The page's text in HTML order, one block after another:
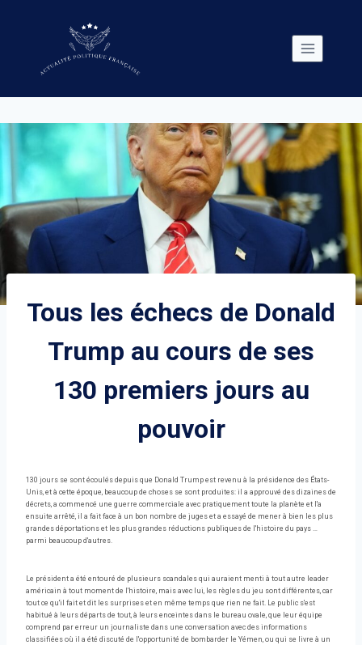
Tous les échecs de Donald
Trump au cours de ses
130 premiers jours au
pouvoir
130 jours se sont écoulés depuis que Donald Trump est revenu à la présidence des États-
Unis, et à cette époque, beaucoup de choses se sont produites: il a approuvé des dizaines de
décrets, a commencé une guerre commerciale avec pratiquement toute la planète et l'a
ensuite arrêté, il a fait face à un bon nombre de juges et a essayé de mener à bien les plus
grandes déportations et les plus grandes réductions publiques de l'histoire du pays …
parmi beaucoup d'autres.
Le président a été entouré de plusieurs scandales qui auraient menti à tout autre leader
américain à tout moment de l'histoire, mais avec lui, les règles du jeu sont différentes, car
tout ce qu'il fait et dit les surprises et en même temps que rien ne fait. Le public s'est
habitué à leurs départs de tout, à leurs enceintes dans le bureau ovale, que leur équipe
comprend par erreur un journaliste dans une conversation avec des informations
classifiées où il a été discuté de l'opportunité de bombarder le Yémen, ou qui se livre à un